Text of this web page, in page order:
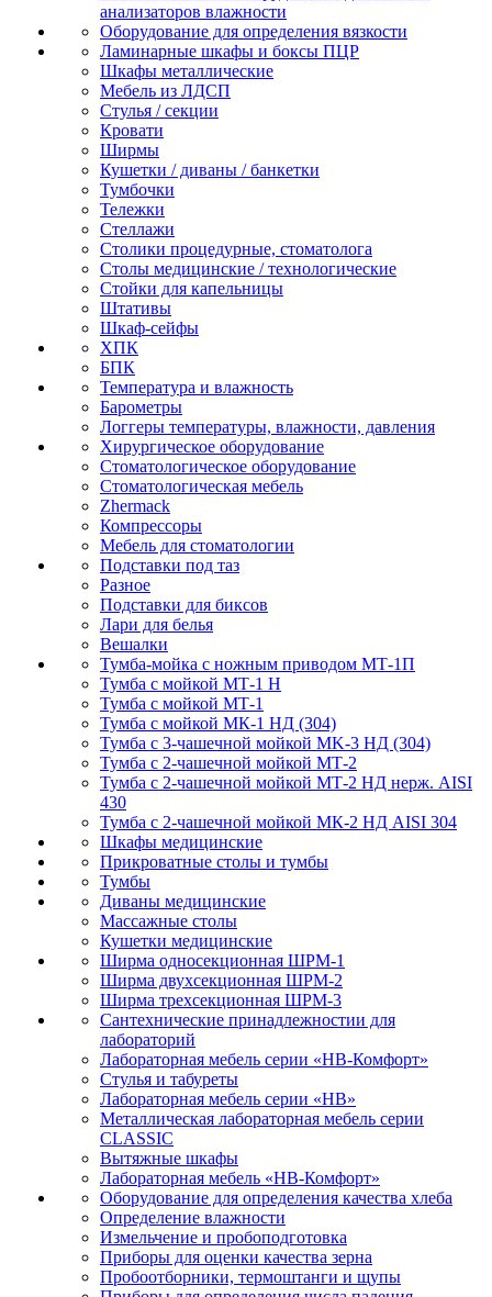
анализаторов влажности
Оборудование для определения вязкости
Ламинарные шкафы и боксы ПЦР
Шкафы металлические
Мебель из ЛДСП
Стулья / секции
Кровати
Ширмы
Кушетки / диваны / банкетки
Тумбочки
Тележки
Стеллажи
Столики процедурные, стоматолога
Столы медицинские / технологические
Стойки для капельницы
Штативы
Шкаф-сейфы
ХПК
БПК
Температура и влажность
Барометры
Логгеры температуры, влажности, давления
Хирургическое оборудование
Стоматологическое оборудование
Стоматологическая мебель
Zhermack
Компрессоры
Мебель для стоматологии
Подставки под таз
Разное
Подставки для биксов
Лари для белья
Вешалки
Тумба-мойка с ножным приводом МТ-1П
Тумба с мойкой МТ-1 Н
Тумба с мойкой МТ-1
Тумба с мойкой МК-1 НД (304)
Тумба с 3-чашечной мойкой МK-3 НД (304)
Тумба с 2-чашечной мойкой МТ-2
Тумба с 2-чашечной мойкой МТ-2 НД нерж. AISI
430
Тумба с 2-чашечной мойкой МК-2 НД AISI 304
Шкафы медицинские
Прикроватные столы и тумбы
Тумбы
Диваны медицинские
Массажные столы
Кушетки медицинские
Ширма односекционная ШРМ-1
Ширма двухсекционная ШРМ-2
Ширма трехсекционная ШРМ-3
Сантехнические принадлежностии для
лабораторий
Лабораторная мебель серии «НВ-Комфорт»
Стулья и табуреты
Лабораторная мебель серии «НВ»
Металлическая лабораторная мебель серии
CLASSIC
Вытяжные шкафы
Лабораторная мебель «НВ-Комфорт»
Оборудование для определения качества хлеба
Определение влажности
Измельчение и пробоподготовка
Приборы для оценки качества зерна
Пробоотборники, термоштанги и щупы